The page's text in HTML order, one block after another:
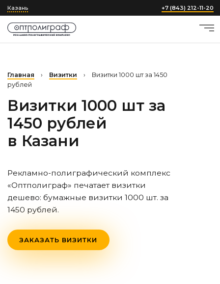
Казань +7 (843) 212-11-20
Главная › Визитки ›
Визитки 1000 шт за 1450
рублей
Визитки 1000 шт за
1450 рублей
в Казани
Рекламно-полиграфический комплекс
«Оптполиграф» печатает визитки
дешево: бумажные визитки 1000 шт. за
1450 рублей.
ЗАКАЗАТЬ ВИЗИТКИ